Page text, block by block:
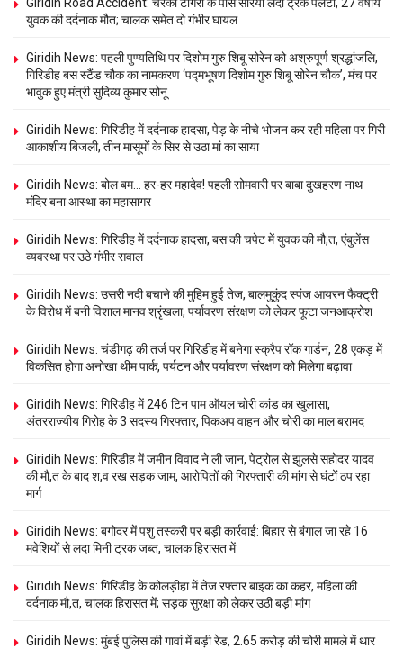
युवक की दर्दनाक मौत; चालक समेत दो गंभीर घायल
Giridih News: पहली पुण्यतिथि पर दिशोम गुरु शिबू सोरेन को अश्रुपूर्ण श्रद्धांजलि,
गिरिडीह बस स्टैंड चौक का नामकरण ‘पद्मभूषण दिशोम गुरु शिबू सोरेन चौक’, मंच पर
भावुक हुए मंत्री सुदिव्य कुमार सोनू
Giridih News: गिरिडीह में दर्दनाक हादसा, पेड़ के नीचे भोजन कर रही महिला पर गिरी
आकाशीय बिजली, तीन मासूमों के सिर से उठा मां का साया
Giridih News: बोल बम… हर-हर महादेव! पहली सोमवारी पर बाबा दुखहरण नाथ
मंदिर बना आस्था का महासागर
Giridih News: गिरिडीह में दर्दनाक हादसा, बस की चपेट में युवक की मौ,त, एंबुलेंस
व्यवस्था पर उठे गंभीर सवाल
Giridih News: उसरी नदी बचाने की मुहिम हुई तेज, बालमुकुंद स्पंज आयरन फैक्ट्री
के विरोध में बनी विशाल मानव श्रृंखला, पर्यावरण संरक्षण को लेकर फूटा जनआक्रोश
Giridih News: चंडीगढ़ की तर्ज पर गिरिडीह में बनेगा स्क्रैप रॉक गार्डन, 28 एकड़ में
विकसित होगा अनोखा थीम पार्क, पर्यटन और पर्यावरण संरक्षण को मिलेगा बढ़ावा
Giridih News: गिरिडीह में 246 टिन पाम ऑयल चोरी कांड का खुलासा,
अंतरराज्यीय गिरोह के 3 सदस्य गिरफ्तार, पिकअप वाहन और चोरी का माल बरामद
Giridih News: गिरिडीह में जमीन विवाद ने ली जान, पेट्रोल से झुलसे सहोदर यादव
की मौ,त के बाद श,व रख सड़क जाम, आरोपितों की गिरफ्तारी की मांग से घंटों ठप रहा
मार्ग
Giridih News: बगोदर में पशु तस्करी पर बड़ी कार्रवाई: बिहार से बंगाल जा रहे 16
मवेशियों से लदा मिनी ट्रक जब्त, चालक हिरासत में
Giridih News: गिरिडीह के कोलड़ीहा में तेज रफ्तार बाइक का कहर, महिला की
दर्दनाक मौ,त, चालक हिरासत में; सड़क सुरक्षा को लेकर उठी बड़ी मांग
Giridih News: मुंबई पुलिस की गावां में बड़ी रेड, 2.65 करोड़ की चोरी मामले में थार